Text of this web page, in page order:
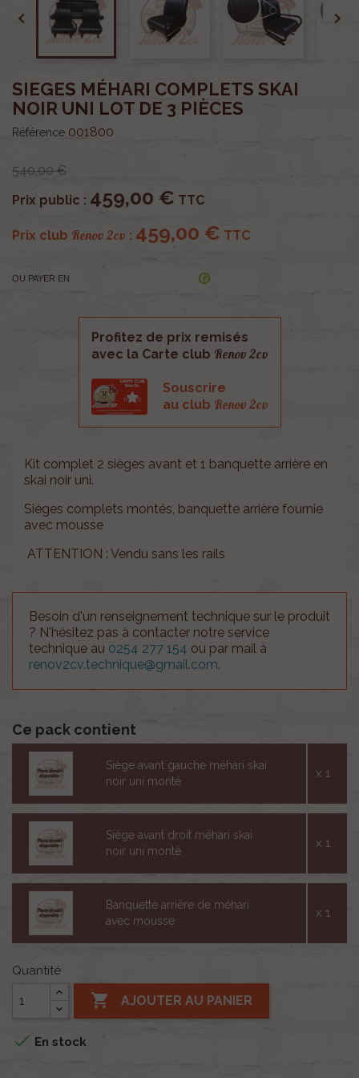
 
SIEGES MÉHARI COMPLETS SKAI
NOIR UNI LOT DE 3 PIÈCES
Référence 001800
540,00 €
Prix public : 459,00 € TTC
Prix club Renov 2cv : 459,00 € TTC
OU PAYER EN
Profitez de prix remisés
avec la Carte club Renov 2cv
Souscrire
au club Renov 2cv
Kit complet 2 sièges avant et 1 banquette arrière en
skai noir uni.
Sièges complets montés, banquette arrière fournie
avec mousse
ATTENTION : Vendu sans les rails
Besoin d'un renseignement technique sur le produit
? N'hésitez pas à contacter notre service
technique au 0254 277 154 ou par mail à
renov2cv.technique@gmail.com.
Ce pack contient
Siège avant gauche méhari skai
noir uni monté
x 1
Siège avant droit méhari skai
noir uni monté
x 1
Banquette arrière de méhari
avec mousse
x 1
Quantité
 AJOUTER AU PANIER
 En stock